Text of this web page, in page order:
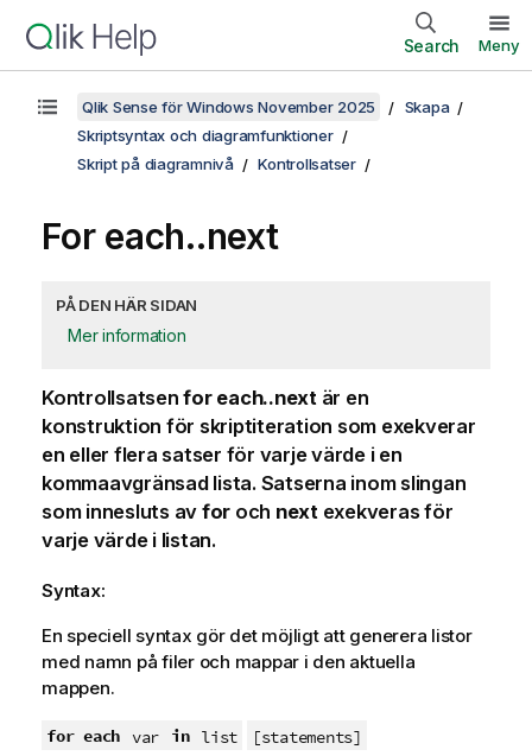
Search Meny
Qlik Sense för Windows November 2025
Skapa
Skriptsyntax och diagramfunktioner
Skript på diagramnivå
Kontrollsatser
For each..next
PÅ DEN HÄR SIDAN
Mer information
Kontrollsatsenfor each..nextär en
konstruktion för skriptiteration som exekverar
en eller flera satser för varje värde i en
kommaavgränsad lista. Satserna inom slingan
som innesluts av for och nextexekveras för
varje värde i listan.
Syntax:
En speciell syntax gör det möjligt att generera listor
med namn på filer och mappar i den aktuella
mappen.
for each var in list [statements]